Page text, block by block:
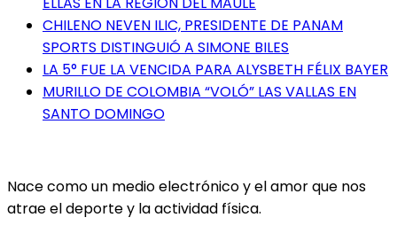
CHILENO NEVEN ILIC, PRESIDENTE DE PANAM
SPORTS DISTINGUIÓ A SIMONE BILES
LA 5° FUE LA VENCIDA PARA ALYSBETH FÉLIX BAYER
MURILLO DE COLOMBIA “VOLÓ” LAS VALLAS EN
SANTO DOMINGO
Nace como un medio electrónico y el amor que nos
atrae el deporte y la actividad física.